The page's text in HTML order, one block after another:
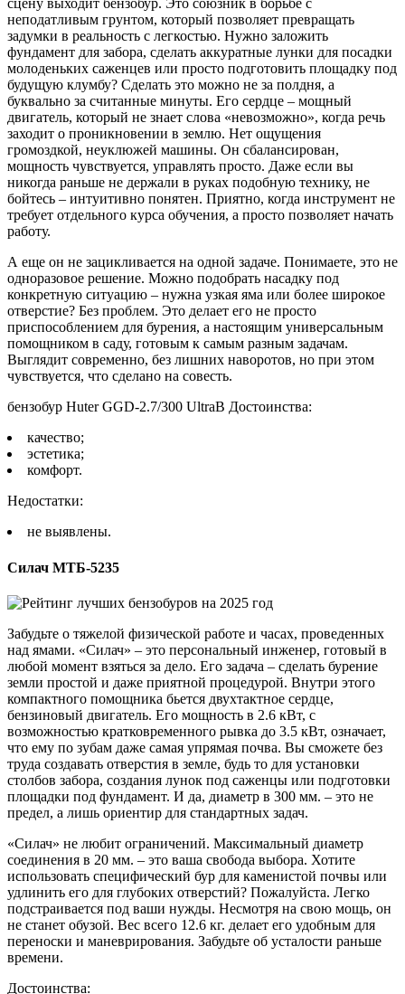
сцену выходит бензобур. Это союзник в борьбе с
неподатливым грунтом, который позволяет превращать
задумки в реальность с легкостью. Нужно заложить
фундамент для забора, сделать аккуратные лунки для посадки
молоденьких саженцев или просто подготовить площадку под
будущую клумбу? Сделать это можно не за полдня, а
буквально за считанные минуты. Его сердце – мощный
двигатель, который не знает слова «невозможно», когда речь
заходит о проникновении в землю. Нет ощущения
громоздкой, неуклюжей машины. Он сбалансирован,
мощность чувствуется, управлять просто. Даже если вы
никогда раньше не держали в руках подобную технику, не
бойтесь – интуитивно понятен. Приятно, когда инструмент не
требует отдельного курса обучения, а просто позволяет начать
работу.
А еще он не зацикливается на одной задаче. Понимаете, это не
одноразовое решение. Можно подобрать насадку под
конкретную ситуацию – нужна узкая яма или более широкое
отверстие? Без проблем. Это делает его не просто
приспособлением для бурения, а настоящим универсальным
помощником в саду, готовым к самым разным задачам.
Выглядит современно, без лишних наворотов, но при этом
чувствуется, что сделано на совесть.
бензобур Huter GGD-2.7/300 UltraB Достоинства:
качество;
эстетика;
комфорт.
Недостатки:
не выявлены.
Силач МТБ-5235
Забудьте о тяжелой физической работе и часах, проведенных
над ямами. «Силач» – это персональный инженер, готовый в
любой момент взяться за дело. Его задача – сделать бурение
земли простой и даже приятной процедурой. Внутри этого
компактного помощника бьется двухтактное сердце,
бензиновый двигатель. Его мощность в 2.6 кВт, с
возможностью кратковременного рывка до 3.5 кВт, означает,
что ему по зубам даже самая упрямая почва. Вы сможете без
труда создавать отверстия в земле, будь то для установки
столбов забора, создания лунок под саженцы или подготовки
площадки под фундамент. И да, диаметр в 300 мм. – это не
предел, а лишь ориентир для стандартных задач.
«Силач» не любит ограничений. Максимальный диаметр
соединения в 20 мм. – это ваша свобода выбора. Хотите
использовать специфический бур для каменистой почвы или
удлинить его для глубоких отверстий? Пожалуйста. Легко
подстраивается под ваши нужды. Несмотря на свою мощь, он
не станет обузой. Вес всего 12.6 кг. делает его удобным для
переноски и маневрирования. Забудьте об усталости раньше
времени.
Достоинства: